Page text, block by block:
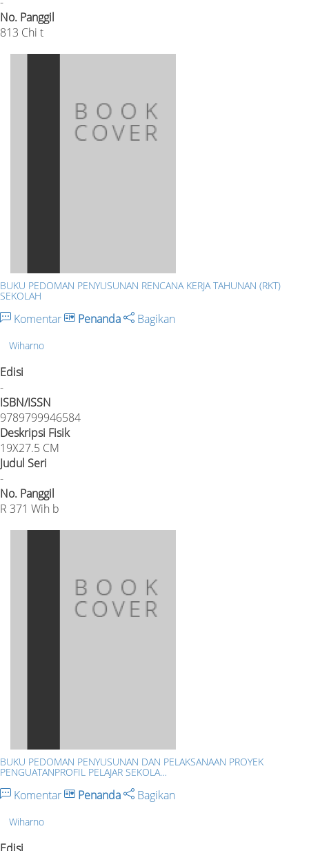
No. Panggil
813 Chi t
BUKU PEDOMAN PENYUSUNAN RENCANA KERJA TAHUNAN (RKT)
SEKOLAH
Komentar Penanda Bagikan
Wiharno
Edisi
-
ISBN/ISSN
9789799946584
Deskripsi Fisik
19X27.5 CM
Judul Seri
-
No. Panggil
R 371 Wih b
BUKU PEDOMAN PENYUSUNAN DAN PELAKSANAAN PROYEK
PENGUATANPROFIL PELAJAR SEKOLA…
Komentar Penanda Bagikan
Wiharno